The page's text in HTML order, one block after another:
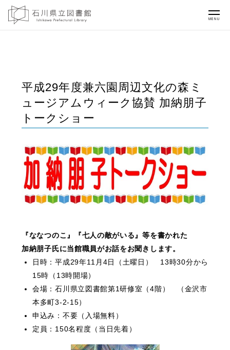
MENU
平成29年度兼六園周辺文化の森ミ
ュージアムウィーク協賛 加納朋子
トークショー
『ななつのこ』『七人の敵がいる』等を書かれた
加納朋子氏に当館職員がお話をお聞きします。
日時：平成29年11月4日（土曜日） 13時30分から
15時（13時開場）
会場：石川県立図書館第1研修室（4階） （金沢市
本多町3-2-15）
申込み：不要（入場無料）
定員：150名程度（当日先着）